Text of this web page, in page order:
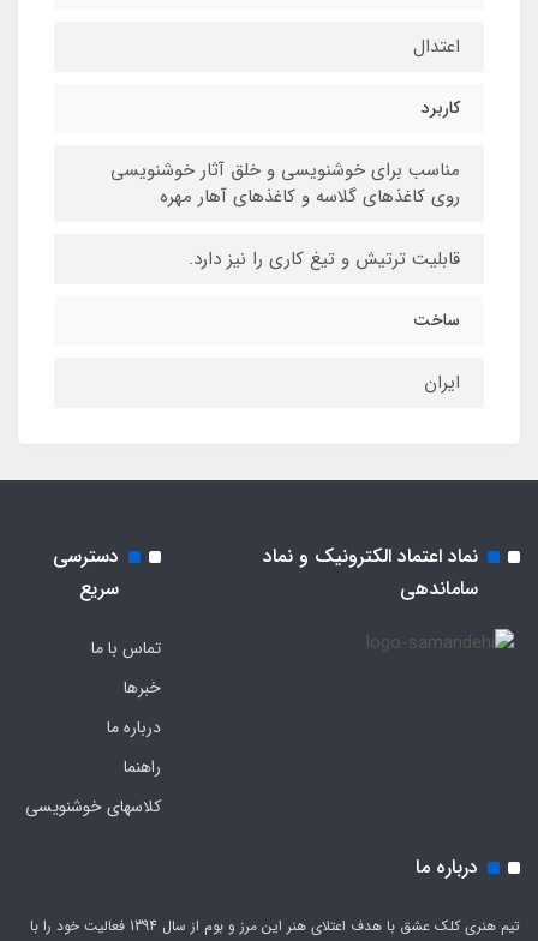
اعتدال
کاربرد
مناسب برای خوشنویسی و خلق آثار خوشنویسی
روی کاغذهای گلاسه و کاغذهای آهار مهره
قابلیت ترتیش و تیغ کاری را نیز دارد.
ساخت
ایران
نماد اعتماد الکترونیک و نماد
ساماندهی
دسترسی
سریع
تماس با ما
خبرها
درباره ما
راهنما
کلاسهای خوشنویسی
درباره ما
تیم هنری کلک عشق با هدف اعتلای هنر این مرز و بوم از سال 1394 فعالیت خود را با